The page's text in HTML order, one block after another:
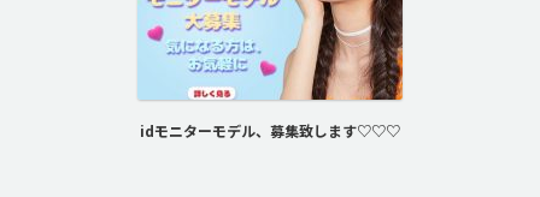
idモニターモデル、募集致します♡♡♡